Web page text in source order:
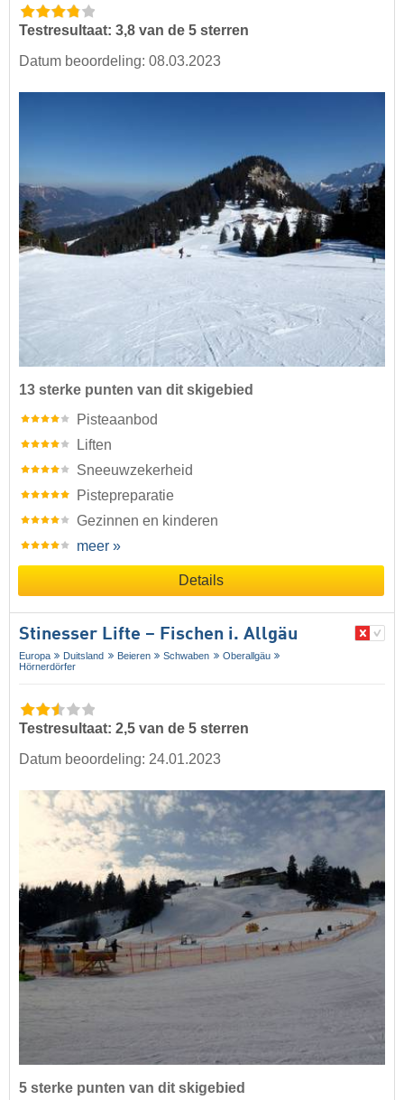
Testresultaat: 3,8 van de 5 sterren
Datum beoordeling: 08.03.2023
13 sterke punten van dit skigebied
Pisteaanbod
Liften
Sneeuwzekerheid
Pistepreparatie
Gezinnen en kinderen
meer »
Details
Stinesser Lifte – Fischen i. Allgäu
Europa Duitsland Beieren Schwaben
Oberallgäu
Hörnerdörfer
Testresultaat: 2,5 van de 5 sterren
Datum beoordeling: 24.01.2023
5 sterke punten van dit skigebied